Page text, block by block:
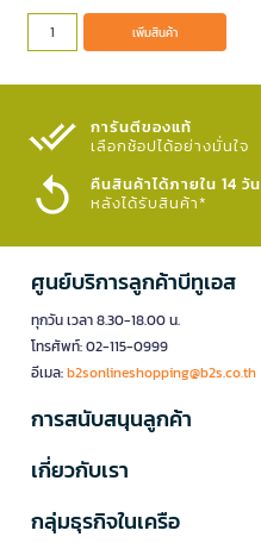
เพิ่มสินค้า
การันตีของแท้
เลือกช้อปได้อย่างมั่นใจ​
คืนสินค้าได้ภายใน 14 วัน
หลังได้รับสินค้า*
ศูนย์บริการลูกค้าบีทูเอส
ทุกวัน เวลา 8.30-18.00 น.
โทรศัพท์: 02-115-0999
อีเมล:b2sonlineshopping@b2s.co.th
การสนับสนุนลูกค้า
เกี่ยวกับเรา
กลุ่มธุรกิจในเครือ